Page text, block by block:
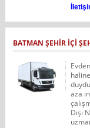
BATMAN ŞEHIR IÇI
aza
Dışı